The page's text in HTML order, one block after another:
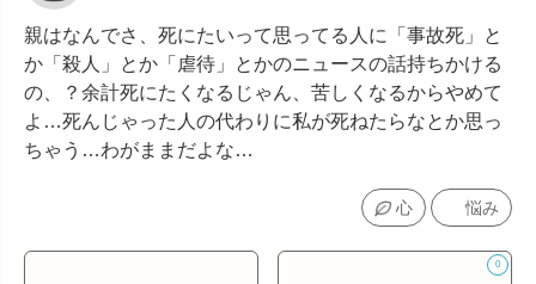
親はなんでさ、死にたいって思ってる人に「事故死」と
か「殺人」とか「虐待」とかのニュースの話持ちかける
の、？余計死にたくなるじゃん、苦しくなるからやめて
よ…死んじゃった人の代わりに私が死ねたらなとか思っ
ちゃう…わがままだよな…
心 悩み
0